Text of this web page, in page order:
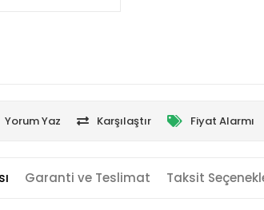
Yorum Yaz Karşılaştır Fiyat Alarmı
Garanti ve Teslimat Taksit